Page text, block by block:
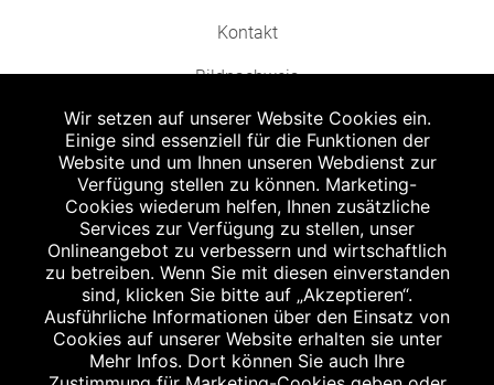
Kontakt
Bildnachweis
Abgabe in haushaltsüblichen Mengen, solange der Vorrat reicht. Für Druck-
und Satzfehler keine Haftung.
Zu Risiken und Nebenwirkungen lesen Sie die Packungsbeilage und fragen
Sie Ihren Arzt oder Apotheker.
Angabe nach der deutschen Arzneimitteltaxe Apothekenerstattungspreis
(AEP). Der AEP ist keine unverbindliche Preisempfehlung der Hersteller. Der
AEP ist ein von den Apotheken in Ansatz gebrachter Preis für rezeptfreie
Arzneimittel. Er entspricht in der Höhe dem für Apotheken verbindlichen
Abgabepreis, zu dem eine Apotheke in bestimmten Fällen (z.B. bei Kindern
unter 12 Jahren) das Produkt mit der gesetzlichen Krankenversicherung
Wir setzen auf unserer Website Cookies ein.
Einige sind essenziell für die Funktionen der
Website und um Ihnen unseren Webdienst zur
Verfügung stellen zu können. Marketing-
Cookies wiederum helfen, Ihnen zusätzliche
Services zur Verfügung zu stellen, unser
Onlineangebot zu verbessern und wirtschaftlich
zu betreiben. Wenn Sie mit diesen einverstanden
sind, klicken Sie bitte auf „Akzeptieren“.
Ausführliche Informationen über den Einsatz von
Cookies auf unserer Website erhalten sie unter
Mehr Infos. Dort können Sie auch Ihre